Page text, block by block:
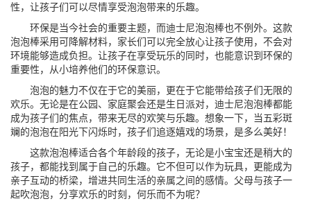
性，让孩子们可以尽情享受泡泡带来的乐趣。
环保是当今社会的重要主题，而迪士尼泡泡棒也不例外。这款
泡泡棒采用可降解材料，家长们可以完全放心让孩子使用，不会对
环境能够造成负担。让孩子在享受玩乐的同时，也能意识到环保的
重要性，从小培养他们的环保意识。
泡泡的魅力不仅在于它的美丽，更在于它能带给孩子们无限的
欢乐。无论是在公园、家庭聚会还是生日派对，迪士尼泡泡棒都能
成为孩子们的焦点，带来无尽的欢笑与乐趣。想象一下，当五彩斑
斓的泡泡在阳光下闪烁时，孩子们追逐嬉戏的场景，是多么美好！
这款泡泡棒适合各个年龄段的孩子，无论是小宝宝还是稍大的
孩子，都能找到属于自己的乐趣。它不但可以作为玩具，更能成为
亲子互动的桥梁，增进共同生活的亲属之间的感情。父母与孩子一
起吹泡泡，分享欢乐的时刻，何乐而不为呢？